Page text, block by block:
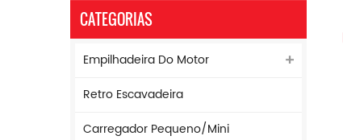
CATEGORIAS
Empilhadeira Do Motor
Retro Escavadeira
Carregador Pequeno/mini